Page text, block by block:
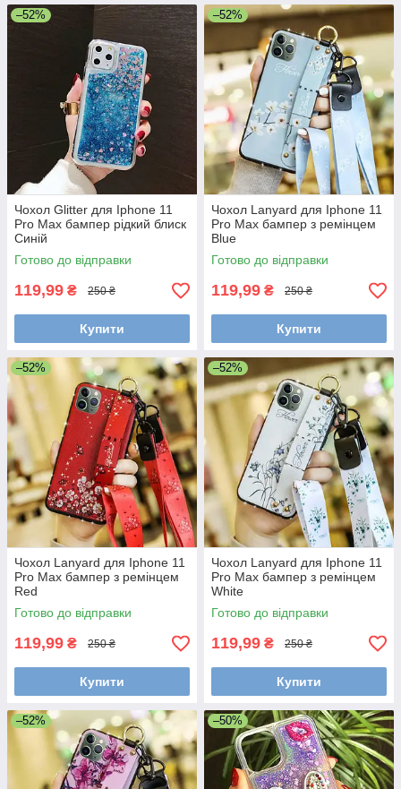
–52%
Чохол Glitter для Iphone 11
Pro Max бампер рідкий блиск
Синій
Готово до відправки
119,99 ₴ 250 ₴
Купити
–52%
Чохол Lanyard для Iphone 11
Pro Max бампер з ремінцем
Blue
Готово до відправки
119,99 ₴ 250 ₴
Купити
–52%
Чохол Lanyard для Iphone 11
Pro Max бампер з ремінцем
Red
Готово до відправки
119,99 ₴ 250 ₴
Купити
–52%
Чохол Lanyard для Iphone 11
Pro Max бампер з ремінцем
White
Готово до відправки
119,99 ₴ 250 ₴
Купити
–52% –50%